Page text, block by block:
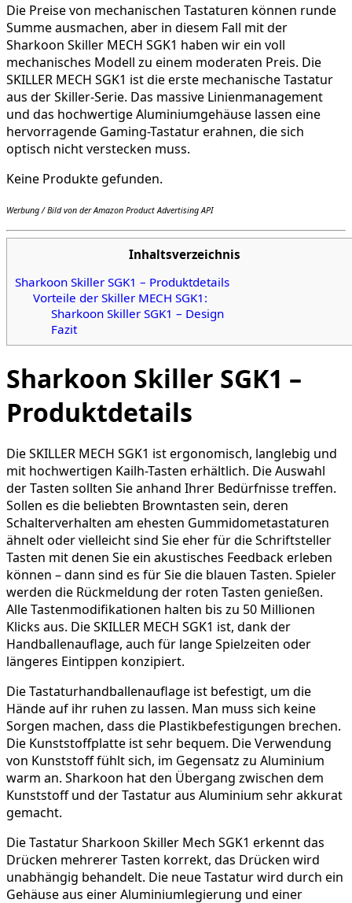
Die Preise von mechanischen Tastaturen können runde
Summe ausmachen, aber in diesem Fall mit der
Sharkoon Skiller MECH SGK1 haben wir ein voll
mechanisches Modell zu einem moderaten Preis. Die
SKILLER MECH SGK1 ist die erste mechanische Tastatur
aus der Skiller-Serie. Das massive Linienmanagement
und das hochwertige Aluminiumgehäuse lassen eine
hervorragende Gaming-Tastatur erahnen, die sich
optisch nicht verstecken muss.
Keine Produkte gefunden.
Werbung / Bild von der Amazon Product Advertising API
Inhaltsverzeichnis
Sharkoon Skiller SGK1 – Produktdetails
Vorteile der Skiller MECH SGK1:
Sharkoon Skiller SGK1 – Design
Fazit
Sharkoon Skiller SGK1 –
Produktdetails
Die SKILLER MECH SGK1 ist ergonomisch, langlebig und
mit hochwertigen Kailh-Tasten erhältlich. Die Auswahl
der Tasten sollten Sie anhand Ihrer Bedürfnisse treffen.
Sollen es die beliebten Browntasten sein, deren
Schalterverhalten am ehesten Gummidometastaturen
ähnelt oder vielleicht sind Sie eher für die Schriftsteller
Tasten mit denen Sie ein akustisches Feedback erleben
können – dann sind es für Sie die blauen Tasten. Spieler
werden die Rückmeldung der roten Tasten genießen.
Alle Tastenmodifikationen halten bis zu 50 Millionen
Klicks aus. Die SKILLER MECH SGK1 ist, dank der
Handballenauflage, auch für lange Spielzeiten oder
längeres Eintippen konzipiert.
Die Tastaturhandballenauflage ist befestigt, um die
Hände auf ihr ruhen zu lassen. Man muss sich keine
Sorgen machen, dass die Plastikbefestigungen brechen.
Die Kunststoffplatte ist sehr bequem. Die Verwendung
von Kunststoff fühlt sich, im Gegensatz zu Aluminium
warm an. Sharkoon hat den Übergang zwischen dem
Kunststoff und der Tastatur aus Aluminium sehr akkurat
gemacht.
Die Tastatur Sharkoon Skiller Mech SGK1 erkennt das
Drücken mehrerer Tasten korrekt, das Drücken wird
unabhängig behandelt. Die neue Tastatur wird durch ein
Gehäuse aus einer Aluminiumlegierung und einer